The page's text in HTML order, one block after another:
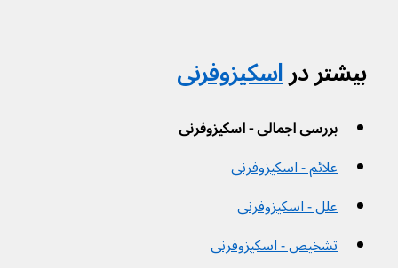
بیشتر در اسکیزوفرنی
بررسی اجمالی - اسکیزوفرنی
علائم - اسکیزوفرنی
علل - اسکیزوفرنی
تشخیص - اسکیزوفرنی